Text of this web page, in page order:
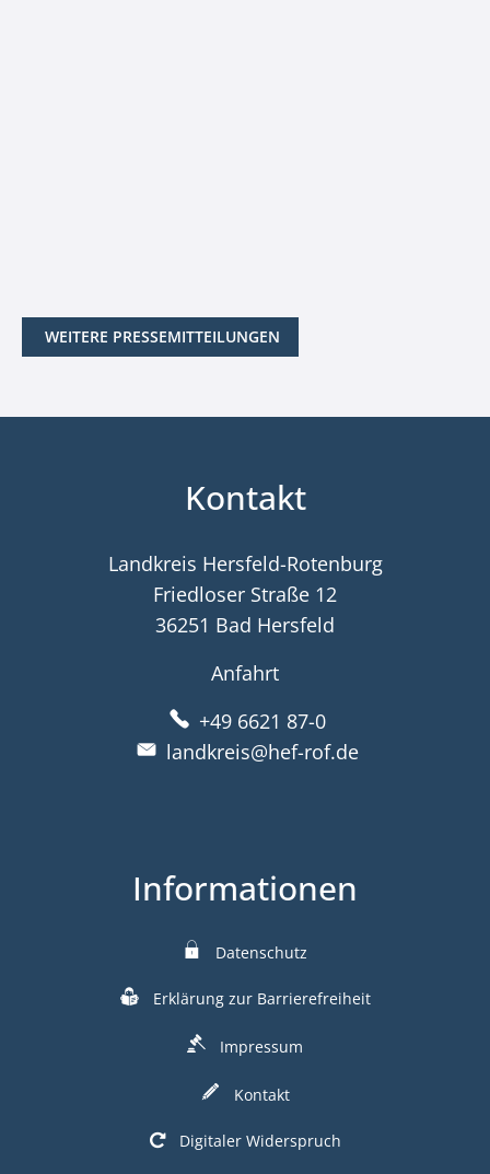
WEITERE PRESSEMITTEILUNGEN
Kontakt
Landkreis Hersfeld-Rotenburg
Friedloser Straße 12
36251 Bad Hersfeld
Anfahrt
+49 6621 87-0
landkreis@hef-rof.de
Informationen
Datenschutz
Erklärung zur Barrierefreiheit
Impressum
Kontakt
Digitaler Widerspruch